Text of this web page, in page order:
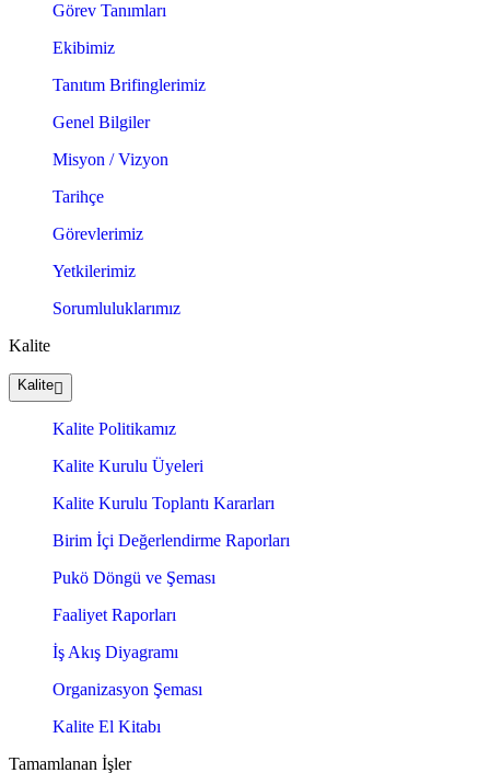
Görev Tanımları
Ekibimiz
Tanıtım Brifinglerimiz
Genel Bilgiler
Misyon / Vizyon
Tarihçe
Görevlerimiz
Yetkilerimiz
Sorumluluklarımız
Kalite
Kalite
Kalite Politikamız
Kalite Kurulu Üyeleri
Kalite Kurulu Toplantı Kararları
Birim İçi Değerlendirme Raporları
Pukö Döngü ve Şeması
Faaliyet Raporları
İş Akış Diyagramı
Organizasyon Şeması
Kalite El Kitabı
Tamamlanan İşler